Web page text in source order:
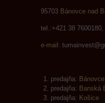
95703 Bánovce nad
tel.:+421 38
e-mail:
predajňa:
predajňa: Banská
predajňa: Košice